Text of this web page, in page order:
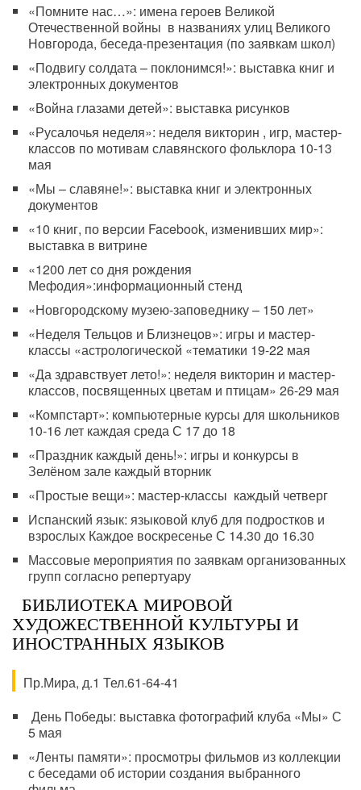
«Помните нас…»: имена героев Великой
Отечественной войны в названиях улиц Великого
Новгорода, беседа-презентация (по заявкам школ)
«Подвигу солдата – поклонимся!»: выставка книг и
электронных документов
«Война глазами детей»: выставка рисунков
«Русалочья неделя»: неделя викторин , игр, мастер-
классов по мотивам славянского фольклора 10-13
мая
«Мы – славяне!»: выставка книг и электронных
документов
«10 книг, по версии Facebook, изменивших мир»:
выставка в витрине
«1200 лет со дня рождения
Мефодия»:информационный стенд
«Новгородскому музею-заповеднику – 150 лет»
«Неделя Тельцов и Близнецов»: игры и мастер-
классы «астрологической «тематики 19-22 мая
«Да здравствует лето!»: неделя викторин и мастер-
классов, посвященных цветам и птицам» 26-29 мая
«Компстарт»: компьютерные курсы для школьников
10-16 лет каждая среда С 17 до 18
«Праздник каждый день!»: игры и конкурсы в
Зелёном зале каждый вторник
«Простые вещи»: мастер-классы каждый четверг
Испанский язык: языковой клуб для подростков и
взрослых Каждое воскресенье С 14.30 до 16.30
Массовые мероприятия по заявкам организованных
групп согласно репертуару
БИБЛИОТЕКА МИРОВОЙ
ХУДОЖЕСТВЕННОЙ КУЛЬТУРЫ И
ИНОСТРАННЫХ ЯЗЫКОВ
Пр.Мира, д.1 Тел.61-64-41
День Победы: выставка фотографий клуба «Мы» С
5 мая
«Ленты памяти»: просмотры фильмов из коллекции
с беседами об истории создания выбранного